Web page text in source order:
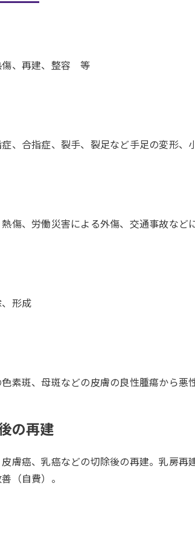
傷、再建、整容 等
、合指症、裂手、裂足など手足の変形
傷、労働災害による外傷、交通事故な
形成
素斑、母斑などの皮膚の良性腫瘍から
の再建
膚癌、乳癌などの切除後の再建。乳房
（自費）。